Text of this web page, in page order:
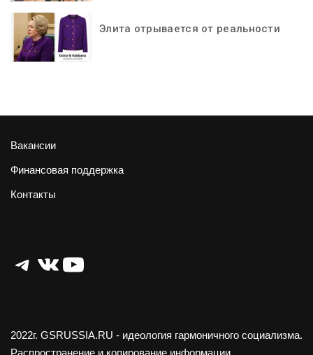
Элита отрывается от реальности
Вакансии
Финансовая поддержка
Контакты
Telegram
ВКонтакте
YouTube
2022г. GSRUSSIA.RU - идеология гармоничного социализма.
Распространение и копирование информации